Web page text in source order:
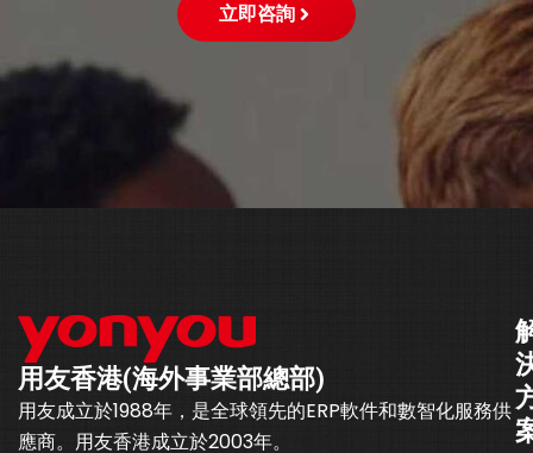
立即咨詢
用友香港(海外事業部總部)
用友成立於1988年，是全球領先的ERP軟件和數智化服務供
應商。用友香港成立於2003年。